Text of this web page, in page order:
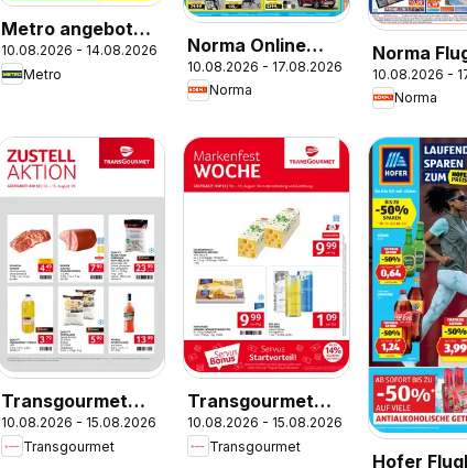
Metro angebote
Ultrafrische
Wochenhits
10.08.2026 - 14.08.2026
Metro
Norma Online
shop
10.08.2026 - 17.08.2026
Norma
Norma
10.08.2026 -
Norma
Transgourmet
Zustellaktion
10.08.2026 - 15.08.2026
Transgourmet
Transgourmet
Markenfest
Woche
10.08.2026 - 15.08.2026
Transgourmet
Hofer